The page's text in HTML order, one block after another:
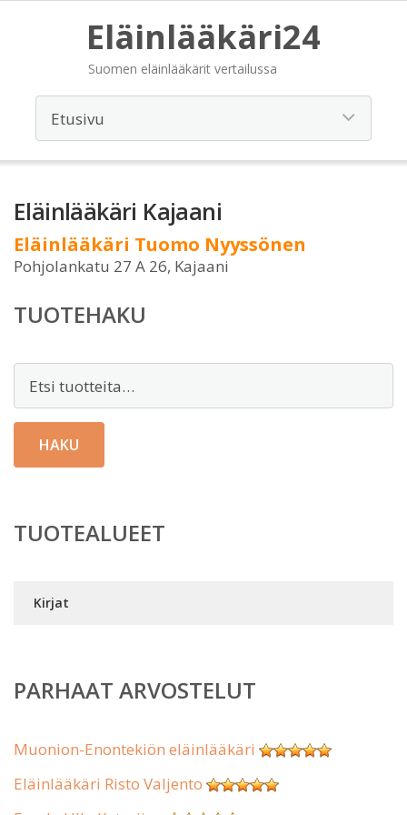
Eläinlääkäri24
Suomen eläinlääkärit vertailussa
Eläinlääkäri Kajaani
Eläinlääkäri Tuomo Nyyssönen
Pohjolankatu 27 A 26, Kajaani
TUOTEHAKU
HAKU
TUOTEALUEET
Kirjat
PARHAAT ARVOSTELUT
Muonion-Enontekiön eläinlääkäri
Eläinlääkäri Risto Valjento